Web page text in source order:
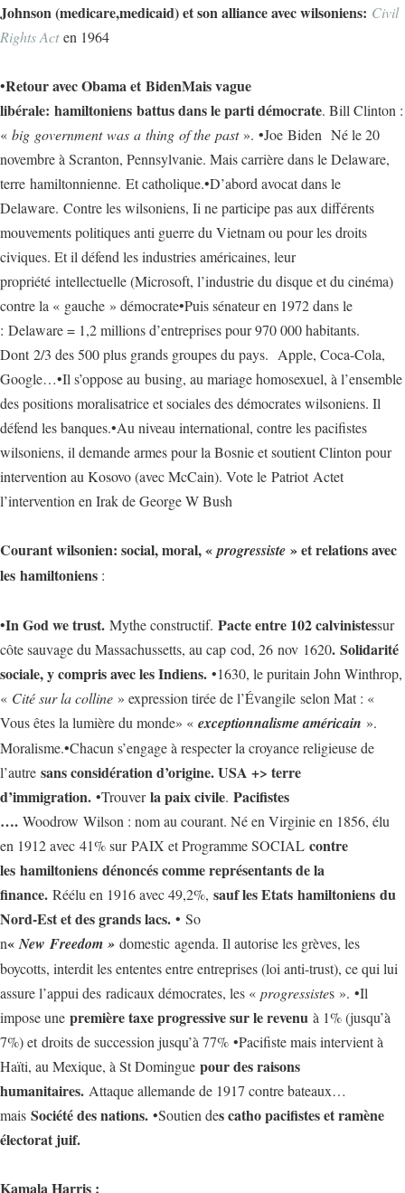
Johnson (medicare,medicaid) et son alliance avec wilsoniens: Civil
Rights Acten 1964
•Retour avec Obama et BidenMais vague
libérale: hamiltoniens battus dans le parti démocrate. Bill Clinton :
« big government was a thing of the past ». •Joe Biden Né le 20
novembre à Scranton, Pennsylvanie. Mais carrière dans le Delaware,
terre hamiltonnienne. Et catholique.•D’abord avocat dans le
Delaware. Contre les wilsoniens, Ii ne participe pas aux différents
mouvements politiques anti guerre du Vietnam ou pour les droits
civiques. Et il défend les industries américaines, leur
propriété intellectuelle (Microsoft, l’industrie du disque et du cinéma)
contre la « gauche » démocrate•Puis sénateur en 1972 dans le
: Delaware = 1,2 millions d’entreprises pour 970 000 habitants.
Dont 2/3 des 500 plus grands groupes du pays. Apple, Coca-Cola,
Google…•Il s’oppose au busing, au mariage homosexuel, à l’ensemble
des positions moralisatrice et sociales des démocrates wilsoniens. Il
défend les banques.•Au niveau international, contre les pacifistes
wilsoniens, il demande armes pour la Bosnie et soutient Clinton pour
intervention au Kosovo (avec McCain). Vote le Patriot Actet
l’intervention en Irak de George W Bush
Courant wilsonien: social, moral, «progressiste » et relations avec
les hamiltoniens :
•In God we trust. Mythe constructif. Pacte entre 102 calvinistessur
côte sauvage du Massachussetts, au cap cod, 26 nov 1620. Solidarité
sociale, y compris avec les Indiens. •1630, le puritain John Winthrop,
« Cité sur la colline » expression tirée de l’Évangile selon Mat : «
Vous êtes la lumière du monde» « exceptionnalisme américain ».
Moralisme.•Chacun s’engage à respecter la croyance religieuse de
l’autre sans considération d’origine. USA +> terre
d’immigration. •Trouverla paix civile. Pacifistes
…. Woodrow Wilson : nom au courant. Né en Virginie en 1856, élu
en 1912 avec 41% sur PAIX et Programme SOCIAL contre
les hamiltoniens dénoncés comme représentants de la
finance. Réélu en 1916 avec 49,2%, sauf les Etats hamiltoniens du
Nord-Est et des grands lacs. • So
n«New Freedom » domestic agenda. Il autorise les grèves, les
boycotts, interdit les ententes entre entreprises (loi anti-trust), ce qui lui
assure l’appui des radicaux démocrates, les « progressistes ». •Il
impose une première taxe progressive sur le revenu à 1% (jusqu’à
7%) et droits de succession jusqu’à 77% •Pacifiste mais intervient à
Haïti, au Mexique, à St Domingue pour des raisons
humanitaires. Attaque allemande de 1917 contre bateaux…
mais Société des nations. •Soutien des catho pacifistes et ramène
électorat juif.
Kamala Harris :